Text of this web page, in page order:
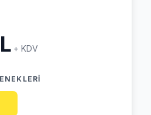
+ KDV